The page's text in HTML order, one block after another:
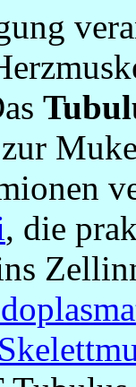
, die